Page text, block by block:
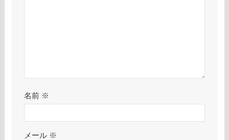
名前 ※
メール ※